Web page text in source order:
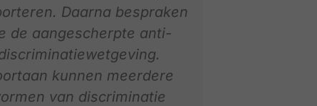
Daarna bespraken
de aangescherpte anti-
kunnen meerdere
van discriminatie